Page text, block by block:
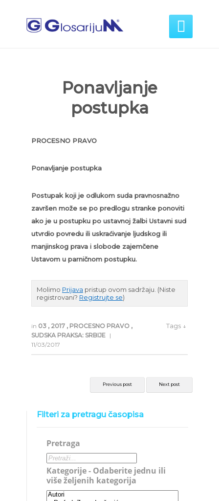

Ponavljanje
postupka
PROCESNO PRAVO
Ponavljanje postupka
Postupak koji je odlukom suda pravnosnažno
završen može se po predlogu stranke ponoviti
ako je u postupku po ustavnoj žalbi Ustavni sud
utvrdio povredu ili uskraćivanje ljudskog ili
manjinskog prava i slobode zajemčene
Ustavom u parničnom postupku.
Molimo Prijava pristup ovom sadržaju. (Niste
registrovani? Registrujte se)
in 03 , 2017 , PROCESNO PRAVO ,
SUDSKA PRAKSA: SRBIJE |
11/03/2017
Tags ↓
Previous post Next post
Filteri za pretragu časopisa
Pretraga
Kategorije - Odaberite jednu ili
više željenih kategorija